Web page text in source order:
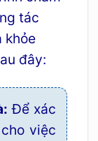
tác
khỏe
đây:
Để xác
việc